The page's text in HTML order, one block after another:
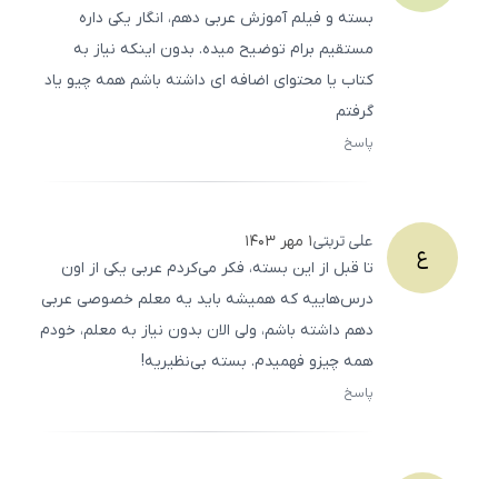
بسته و فیلم آموزش عربی دهم، انگار یکی داره
مستقیم برام توضیح میده. بدون اینکه نیاز به
کتاب یا محتوای اضافه ای داشته باشم همه چیو یاد
گرفتم
پاسخ
ع علیتربتی۱ مهر ۱۴۰۳
تا قبل از این بسته، فکر می‌کردم عربی یکی از اون
درس‌هاییه که همیشه باید یه معلم خصوصی عربی
دهم داشته باشم، ولی الان بدون نیاز به معلم، خودم
همه چیزو فهمیدم. بسته بی‌نظیریه!
پاسخ